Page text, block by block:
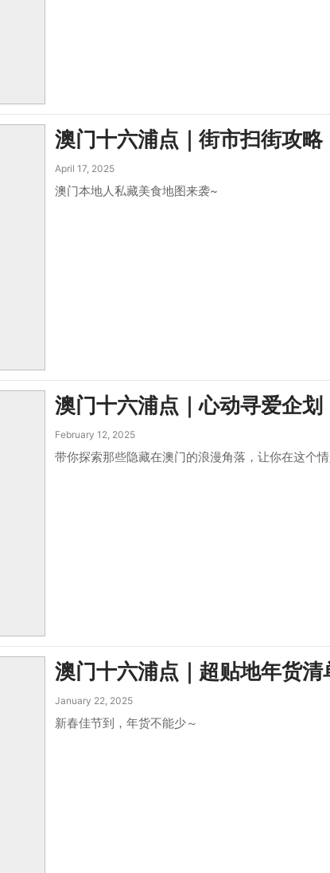
澳门十六浦点｜街市扫街攻略
April 17, 2025
澳门本地人私藏美食地图来袭~
澳门十六浦点｜心动寻爱企划
February 12, 2025
带你探索那些隐藏在澳门的浪漫角落，让你在这个
澳门十六浦点｜超贴地年货清
January 22, 2025
新春佳节到，年货不能少～